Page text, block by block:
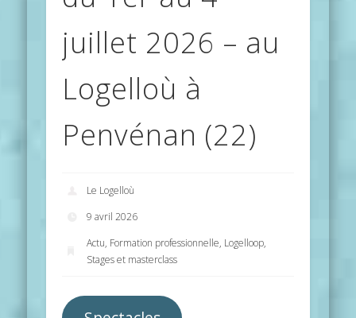
juillet 2026 – au
Logelloù à
Penvénan (22)
Le Logelloù
9 avril 2026
Actu, Formation professionnelle, Logelloop,
Stages et masterclass